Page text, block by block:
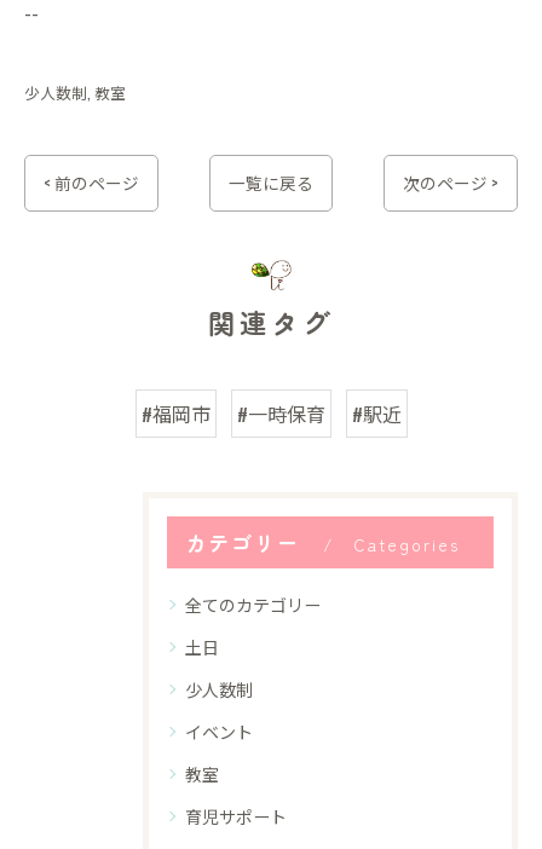
--
少人数制 教室
< 前のページ 一覧に戻る 次のページ >
関連タグ
#福岡市 #一時保育 #駅近
カテゴリー Categories
全てのカテゴリー
土日
少人数制
イベント
教室
育児サポート